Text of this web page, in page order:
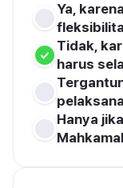
Ya,
Tidak,
harus
Hanya